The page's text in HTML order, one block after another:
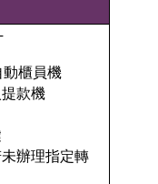
櫃員機
款機
辦理指定轉